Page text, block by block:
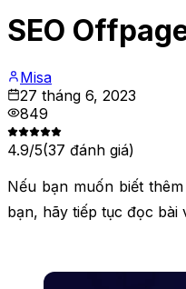
SEO
Misa
27 tháng 6, 2023
849
4.9/5(37 đánh giá)
Nếu bạn muốn biết
bạn, hãy tiếp tục đọc bài